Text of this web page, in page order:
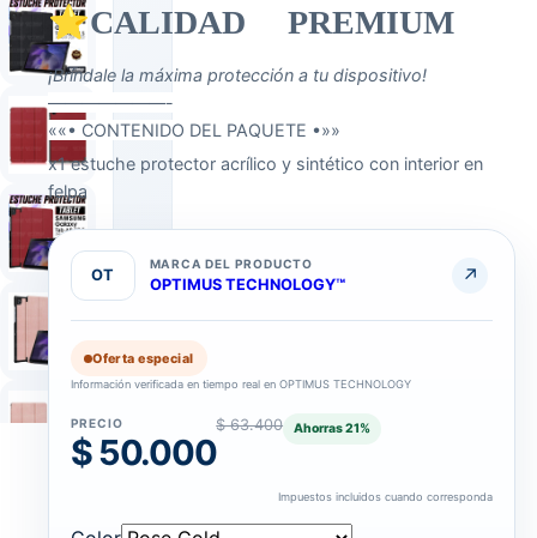
⭐CALIDAD PREMIUM
¡Bríndale la máxima protección a tu dispositivo!
———————-
««• CONTENIDO DEL PAQUETE •»»
x1 estuche protector acrílico y sintético con interior en
felpa
OT
MARCA DEL PRODUCTO
OPTIMUS TECHNOLOGY™ ↗
Oferta especial
Información verificada en tiempo real en OPTIMUS TECHNOLOGY
PRECIO
$ 50.000
$ 63.400 Ahorras21%
Impuestos incluidos cuando corresponda